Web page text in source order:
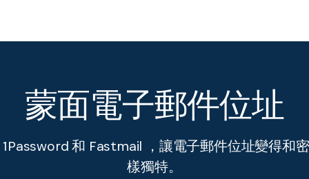
蒙面電子郵件位址
和 Fastmail ，讓電子郵件位址變得和
樣獨特。